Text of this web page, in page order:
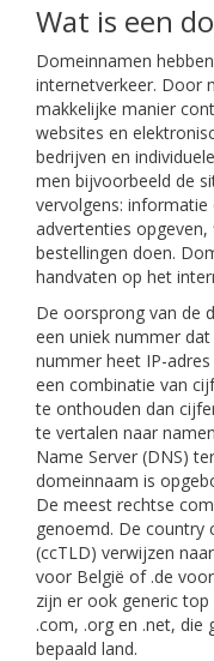
Wat is een
Domeinnamen
internetverkeer. Door
makkelijke manier
websites en
bedrijven en
men bijvoorbeeld de
vervolgens:
advertenties
bestellingen doen.
handvaten op het
De oorsprong van de
een uniek nummer
nummer heet IP-
een combinatie van
te onthouden dan
te vertalen naar
Name Server (DNS)
domeinnaam is
De meest rechtse
genoemd. De country
(ccTLD) verwijzen
voor België of .de
zijn er ook generic
.com, .org en .net, die
bepaald land.